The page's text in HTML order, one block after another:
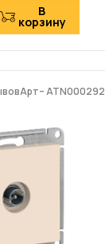
В
корзину
Арт– ATN000292